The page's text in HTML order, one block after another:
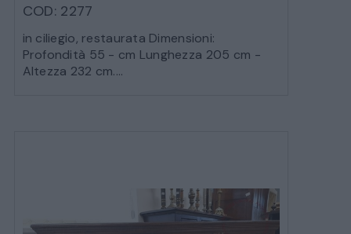
COD: 2277
in ciliegio, restaurata Dimensioni:
Profondità 55 - cm Lunghezza 205 cm -
Altezza 232 cm....